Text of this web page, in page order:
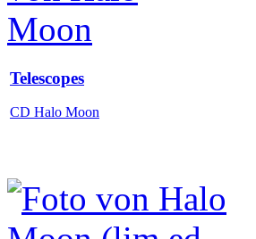
Telescopes
CD Halo Moon